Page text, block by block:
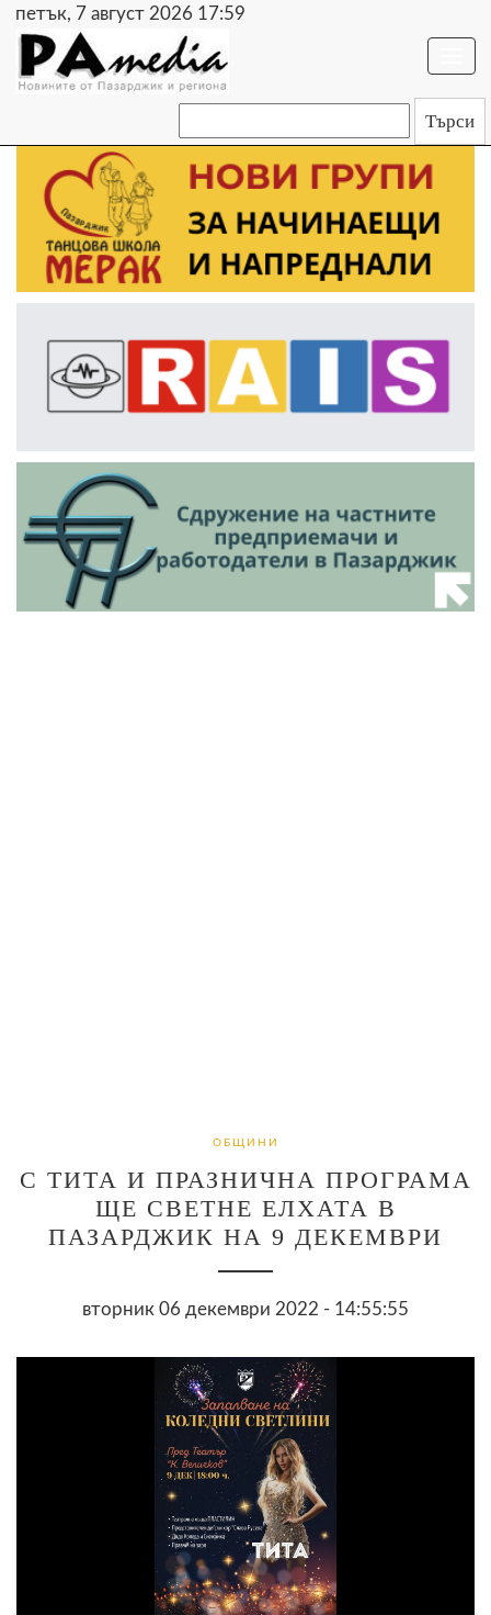
петък, 7 август 2026 17:59
ОБЩИНИ
С ТИТА И ПРАЗНИЧНА ПРОГРАМА
ЩЕ СВЕТНЕ ЕЛХАТА В
ПАЗАРДЖИК НА 9 ДЕКЕМВРИ
вторник 06 декември 2022 - 14:55:55